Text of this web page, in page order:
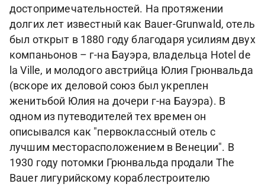
достопримечательностей. На протяжении
долгих лет известный как Bauer-Grunwald, отель
был открыт в 1880 году благодаря усилиям двух
компаньонов – г-на Бауэра, владельца Hotel de
la Ville, и молодого австрийца Юлия Грюнвальда
(вскоре их деловой союз был укреплен
женитьбой Юлия на дочери г-на Бауэра). В
одном из путеводителей тех времен он
описывался как "первоклассный отель с
лучшим месторасположением в Венеции". В
1930 году потомки Грюнвальда продали The
Bauer лигурийскому кораблестроителю